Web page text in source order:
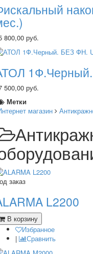
800,00 руб.
500,00 руб.
Метки
магазин
заказ
L2200
В корзину
Избранное
|
Сравнить